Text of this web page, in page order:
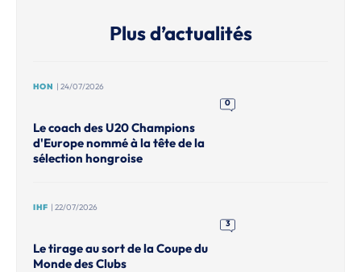
Plus d’actualités
HON | 24/07/2026
0
Le coach des U20 Champions
d'Europe nommé à la tête de la
sélection hongroise
IHF | 22/07/2026
3
Le tirage au sort de la Coupe du
Monde des Clubs